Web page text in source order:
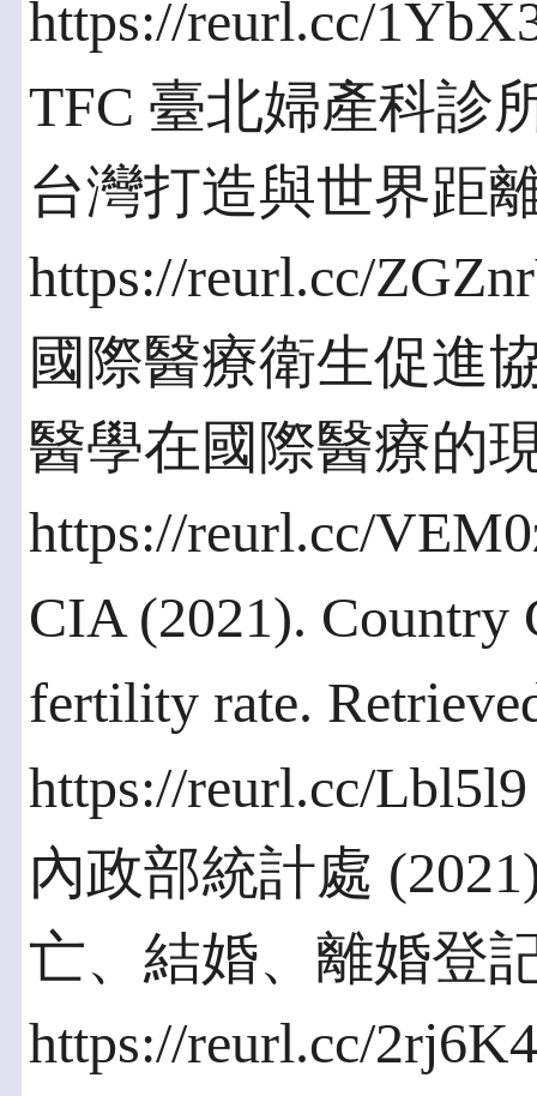
https://reurl.cc/
TFC 臺北婦產科診
台灣打造與世界距
https://reurl.cc/
國際醫療衛生促進
醫學在國際醫療的
https://reurl.cc/
CIA (2021). Country
fertility rate.
https://reurl.cc/Lbl5l9
內政部統計處
亡、結婚、離婚登
https://reurl.cc/2rj6K4